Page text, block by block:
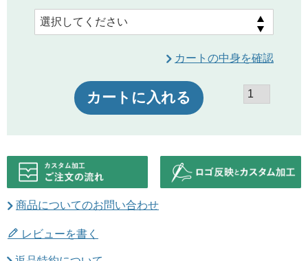
カートの中身を確認
カートに入れる
商品についてのお問い合わせ
レビューを書く